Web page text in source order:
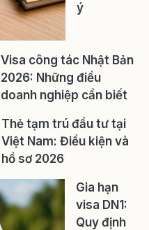
ý
Visa công tác Nhật Bản
2026: Những điều
doanh nghiệp cần biết
Thẻ tạm trú đầu tư tại
Việt Nam: Điều kiện và
hồ sơ 2026
Gia hạn
visa DN1:
Quy định